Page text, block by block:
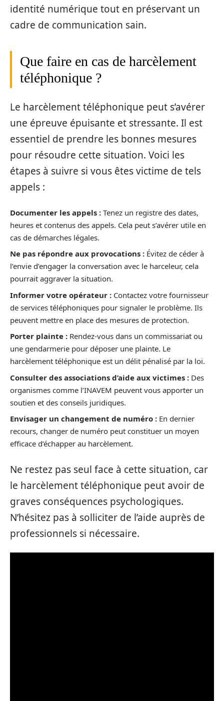
identité numérique tout en préservant un
cadre de communication sain.
Que faire en cas de harcèlement
téléphonique ?
Le harcèlement téléphonique peut s’avérer
une épreuve épuisante et stressante. Il est
essentiel de prendre les bonnes mesures
pour résoudre cette situation. Voici les
étapes à suivre si vous êtes victime de tels
appels :
Documenter les appels : Tenez un registre des dates,
heures et contenus des appels. Cela peut s’avérer utile en
cas de démarches légales.
Ne pas répondre aux provocations : Évitez de céder à
l’envie d’engager la conversation avec le harceleur, cela
pourrait aggraver la situation.
Informer votre opérateur : Contactez votre fournisseur
de services téléphoniques pour signaler le problème. Ils
peuvent mettre en place des mesures de protection.
Porter plainte : Rendez-vous dans un commissariat ou
une gendarmerie pour déposer une plainte. Le
harcèlement téléphonique est un délit pénalisé par la loi.
Consulter des associations d’aide aux victimes : Des
organismes comme l’INAVEM peuvent vous apporter un
soutien et des conseils juridiques.
Envisager un changement de numéro : En dernier
recours, changer de numéro peut constituer un moyen
efficace d’échapper au harcèlement.
Ne restez pas seul face à cette situation, car
le harcèlement téléphonique peut avoir de
graves conséquences psychologiques.
N’hésitez pas à solliciter de l’aide auprès de
professionnels si nécessaire.